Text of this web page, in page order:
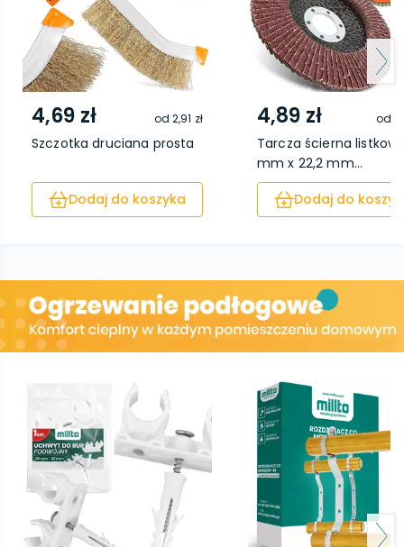
4,69 zł od2,91 zł
Szczotka druciana prosta
Dodaj do koszyka
4,89 zł od
Tarcza ścierna
mm x 22,2 mm...
Dodaj do